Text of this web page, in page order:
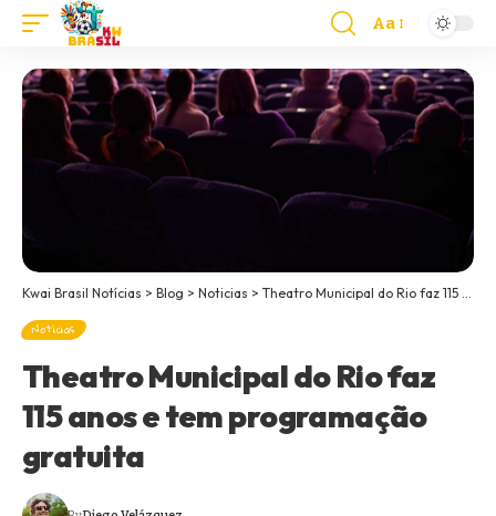
Aa
Kwai Brasil Notícias > Blog > Noticias > Theatro Municipal do Rio faz 115 anos e tem programação gratuita
Noticias
Theatro Municipal do Rio faz
115 anos e tem programação
gratuita